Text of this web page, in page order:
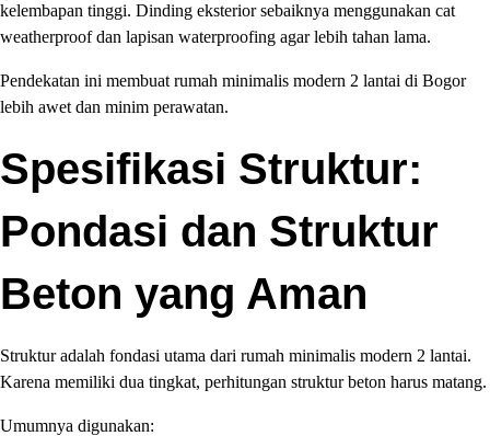
kelembapan tinggi. Dinding eksterior sebaiknya menggunakan cat
weatherproof dan lapisan waterproofing agar lebih tahan lama.
Pendekatan ini membuat rumah minimalis modern 2 lantai di Bogor
lebih awet dan minim perawatan.
Spesifikasi Struktur:
Pondasi dan Struktur
Beton yang Aman
Struktur adalah fondasi utama dari rumah minimalis modern 2 lantai.
Karena memiliki dua tingkat, perhitungan struktur beton harus matang.
Umumnya digunakan: